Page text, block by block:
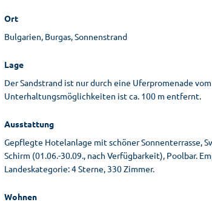
Ort
Bulgarien, Burgas, Sonnenstrand
Lage
Der Sandstrand ist nur durch eine Uferpromenade
Unterhaltungsmöglichkeiten ist ca. 100 m entfernt.
Ausstattung
Gepflegte Hotelanlage mit schöner Sonnenterrasse,
Schirm (01.06.-30.09., nach Verfügbarkeit), Poolbar.
Landeskategorie: 4 Sterne, 330 Zimmer.
Wohnen